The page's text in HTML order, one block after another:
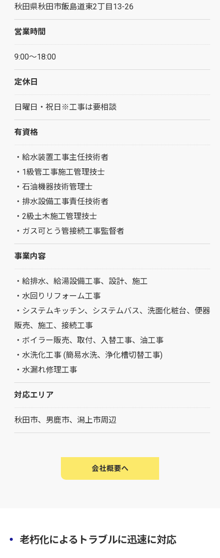
秋田県秋田市飯島道東2丁目13-26
営業時間
9:00～18:00
定休日
日曜日・祝日※工事は要相談
有資格
・給水装置工事主任技術者
・1級管工事施工管理技士
・石油機器技術管理士
・排水設備工事責任技術者
・2級土木施工管理技士
・ガス可とう管接続工事監督者
事業内容
・給排水、給湯設備工事、設計、施工
・水回りリフォーム工事
・システムキッチン、システムバス、洗面化粧台、便器
販売、施工、接続工事
・ボイラー販売、取付、入替工事、油工事
・水洗化工事 (簡易水洗、浄化槽切替工事)
・水漏れ修理工事
対応エリア
秋田市、男鹿市、潟上市周辺
会社概要へ
老朽化によるトラブルに迅速に対応